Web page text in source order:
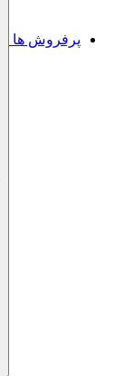
پرفروش ها